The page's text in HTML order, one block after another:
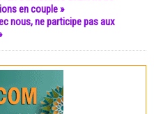
en couple »
nous, ne participe pas aux